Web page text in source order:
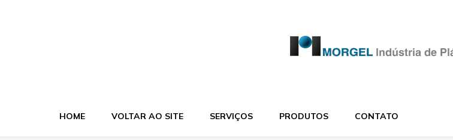
HOME VOLTAR AO SITE SERVIÇOS PRODUTOS CONTATO